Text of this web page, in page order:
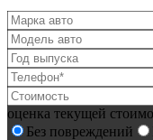
оценка текущей
Без повреждений